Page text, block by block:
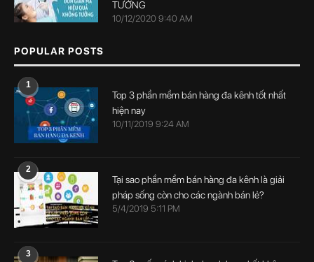
TƯỞNG
10/12/2020 9:40 AM
POPULAR POSTS
1
Top 3 phần mềm bán hàng đa kênh tốt nhất
hiện nay
10/11/2019 9:24 AM
2
Tại sao phần mềm bán hàng đa kênh là giải
pháp sống còn cho các ngành bán lẻ?
5/4/2019 5:11 PM
3